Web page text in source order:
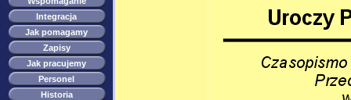
Integracja
Jak pomagamy
Zapisy
Jak pracujemy
Personel
Historia